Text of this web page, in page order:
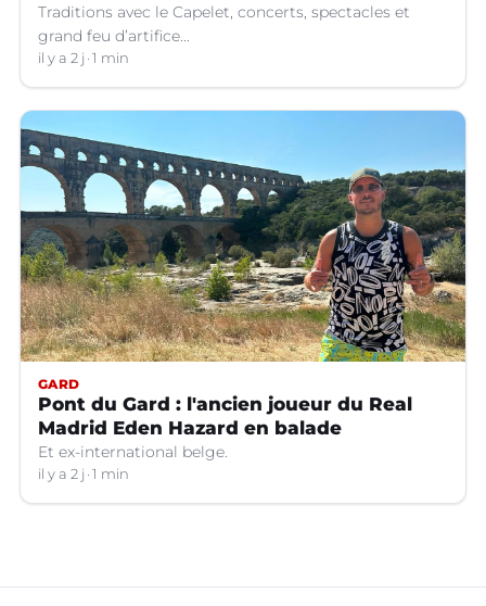
Traditions avec le Capelet, concerts, spectacles et
grand feu d’artifice...
il y a 2 j 1 min
GARD
Pont du Gard : l'ancien joueur du Real
Madrid Eden Hazard en balade
Et ex-international belge.
il y a 2 j 1 min